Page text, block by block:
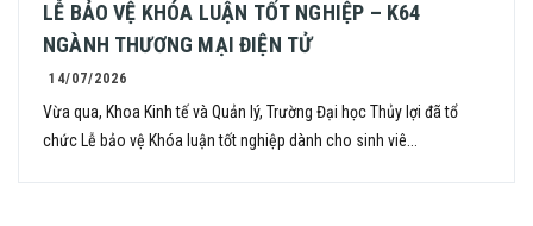
LỄ BẢO VỆ KHÓA LUẬN TỐT NGHIỆP – K64
NGÀNH THƯƠNG MẠI ĐIỆN TỬ
14/07/2026
Vừa qua, Khoa Kinh tế và Quản lý, Trường Đại học Thủy lợi đã tổ
chức Lễ bảo vệ Khóa luận tốt nghiệp dành cho sinh viê...